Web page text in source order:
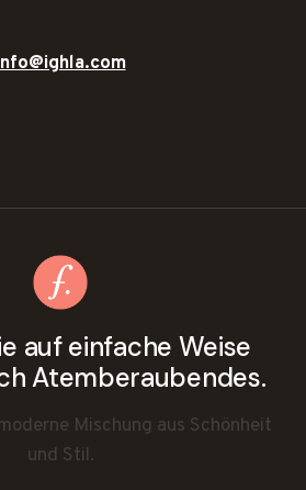
auf einfache Weise
Atemberaubendes.
Mischung aus Schönheit
und Stil.